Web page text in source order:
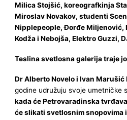
Milica Stojšić, koreografkinja
Miroslav Novakov, studenti
Nipplepeople, Đorđe Miljenović,
Kodža i Nebojša, Elektro Guzzi,
Teslina svetlosna galerija traje
Dr Alberto Novelo i Ivan Marušić
godine udružuju svoje umetničke
kada će Petrovaradinska
će slikati svetlosnim snopovima